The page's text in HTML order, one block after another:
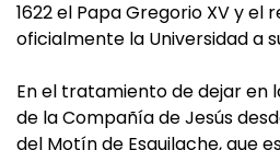
1622 el Papa Gregorio XV y el
oficialmente la Universidad a
En el tratamiento de dejar en
de la Compañía de Jesús
del Motín de Esquilache, que